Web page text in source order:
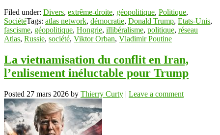
Filed under: Divers, extrême-droite, géopolitique, Politique,
SociétéTags: atlas network, démocratie, Donald Trump, Etats-Unis,
fascisme, géopolitique, Hongrie, illibéralisme, politique, réseau
Atlas, Russie, société, Viktor Orban, Vladimir Poutine
La vietnamisation du conflit en Iran,
l’enlisement inéluctable pour Trump
Posted 27 mars 2026 by Thierry Curty | Leave a comment